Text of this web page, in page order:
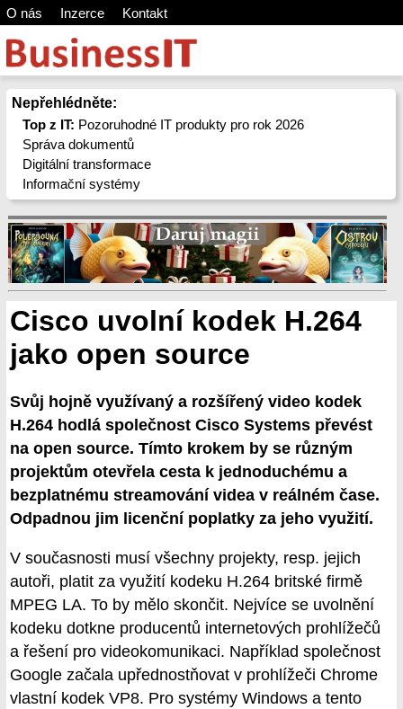
O nás Inzerce Kontakt
Nepřehlédněte:
Top z IT: Pozoruhodné IT produkty pro rok 2026
Správa dokumentů
Digitální transformace
Informační systémy
Cisco uvolní kodek H.264
jako open source
Svůj hojně využívaný a rozšířený video kodek
H.264 hodlá společnost Cisco Systems převést
na open source. Tímto krokem by se různým
projektům otevřela cesta k jednoduchému a
bezplatnému streamování videa v reálném čase.
Odpadnou jim licenční poplatky za jeho využití.
V současnosti musí všechny projekty, resp. jejich
autoři, platit za využití kodeku H.264 britské firmě
MPEG LA. To by mělo skončit. Nejvíce se uvolnění
kodeku dotkne producentů internetových prohlížečů
a řešení pro videokomunikaci. Například společnost
Google začala upřednostňovat v prohlížeči Chrome
vlastní kodek VP8. Pro systémy Windows a tento